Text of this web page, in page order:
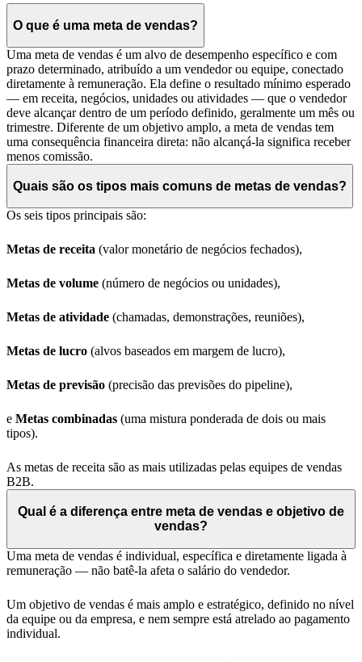
O que é uma meta de vendas?
Uma meta de vendas é um alvo de desempenho específico e com
prazo determinado, atribuído a um vendedor ou equipe, conectado
diretamente à remuneração. Ela define o resultado mínimo esperado
— em receita, negócios, unidades ou atividades — que o vendedor
deve alcançar dentro de um período definido, geralmente um mês ou
trimestre. Diferente de um objetivo amplo, a meta de vendas tem
uma consequência financeira direta: não alcançá-la significa receber
menos comissão.
Quais são os tipos mais comuns de metas de vendas?
Os seis tipos principais são:
Metas de receita (valor monetário de negócios fechados),
Metas de volume (número de negócios ou unidades),
Metas de atividade (chamadas, demonstrações, reuniões),
Metas de lucro (alvos baseados em margem de lucro),
Metas de previsão (precisão das previsões do pipeline),
e Metas combinadas (uma mistura ponderada de dois ou mais
tipos).
As metas de receita são as mais utilizadas pelas equipes de vendas
B2B.
Qual é a diferença entre meta de vendas e objetivo de
vendas?
Uma meta de vendas é individual, específica e diretamente ligada à
remuneração — não batê-la afeta o salário do vendedor.
Um objetivo de vendas é mais amplo e estratégico, definido no nível
da equipe ou da empresa, e nem sempre está atrelado ao pagamento
individual.